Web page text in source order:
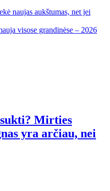
naujas aukštumas, net jei
visose grandinėse – 2026
Mirties
yra arčiau, nei